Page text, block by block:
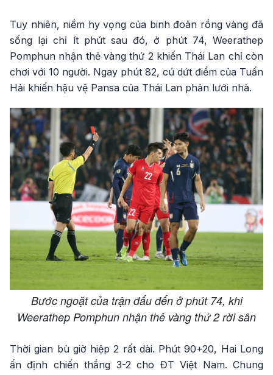
Tuy nhiên, niềm hy vọng của binh đoàn rồng vàng đã
sống lại chỉ ít phút sau đó, ở phút 74, Weerathep
Pomphun nhận thẻ vàng thứ 2 khiến Thái Lan chỉ còn
chơi với 10 người. Ngay phút 82, cú dứt điểm của Tuấn
Hải khiến hậu vệ Pansa của Thái Lan phản lưới nhà.
Bước ngoặt của trận đấu đến ở phút 74, khi
Weerathep Pomphun nhận thẻ vàng thứ 2 rời sân
Thời gian bù giờ hiệp 2 rất dài. Phút 90+20, Hai Long
ấn định chiến thắng 3-2 cho ĐT Việt Nam. Chung